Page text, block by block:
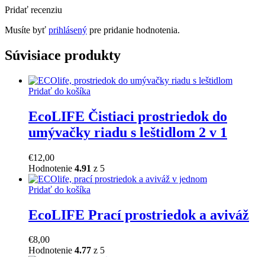
Pridať recenziu
Musíte byť prihlásený pre pridanie hodnotenia.
Súvisiace produkty
Pridať do košíka
EcoLIFE Čistiaci prostriedok do
umývačky riadu s leštidlom 2 v 1
€12,00
Hodnotenie 4.91 z 5
Pridať do košíka
EcoLIFE Prací prostriedok a aviváž
€8,00
Hodnotenie 4.77 z 5